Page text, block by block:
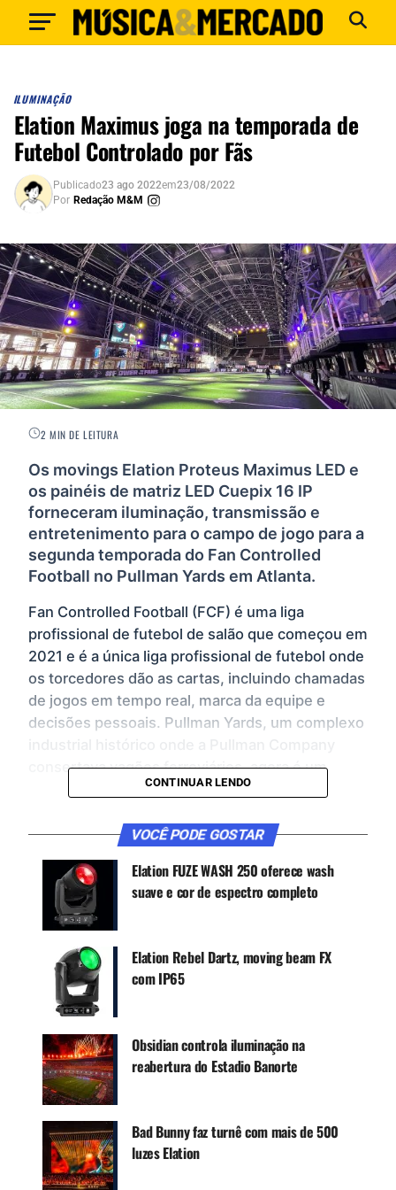
ILUMINAÇÃO
Elation Maximus joga na temporada de
Futebol Controlado por Fãs
Publicado23 ago 2022em23/08/2022
Por Redação M&M
2 MIN DE LEITURA
Os movings Elation Proteus Maximus LED e
os painéis de matriz LED Cuepix 16 IP
forneceram iluminação, transmissão e
entretenimento para o campo de jogo para a
segunda temporada do Fan Controlled
Football no Pullman Yards em Atlanta.
Fan Controlled Football (FCF) é uma liga
profissional de futebol de salão que começou em
2021 e é a única liga profissional de futebol onde
os torcedores dão as cartas, incluindo chamadas
de jogos em tempo real, marca da equipe e
decisões pessoais. Pullman Yards, um complexo
consertava vagões ferroviários, agora é um
marco e local de filmagem de muitos filmes e
remodelação como um destino de
entretenimento, antes da temporada de 2022, a
liga FCF iniciou a construção de um estádio de
1.500 lugares construído especificamente no
local, completo com um palco de
entretenimento.
CONTINUAR LENDO
VOCÊ PODE GOSTAR
Elation FUZE WASH 250 oferece wash
suave e cor de espectro completo
Elation Rebel Dartz, moving beam FX
com IP65
Obsidian controla iluminação na
reabertura do Estadio Banorte
Bad Bunny faz turnê com mais de 500
luzes Elation